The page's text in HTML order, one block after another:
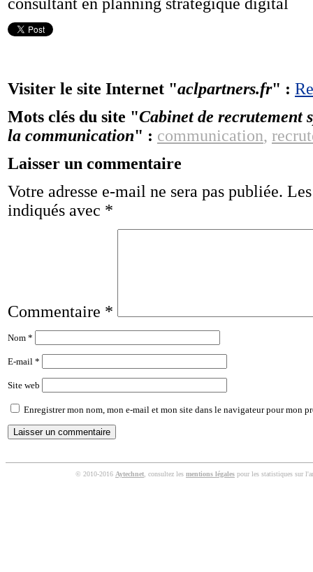
Visiter le site Internet "aclpartners.fr" :
Mots clés du site "Cabinet de recrutement
la communication" : communication,
Laisser un commentaire
Votre adresse e-mail ne sera pas publiée.
indiqués avec *
Commentaire *
Nom *
E-mail *
Site web
Enregistrer mon nom, mon e-mail et mon site dans le navigateur pour mon
© 2010-2016 Aytechnet , consultez les mentions légales pour les statistiques sur